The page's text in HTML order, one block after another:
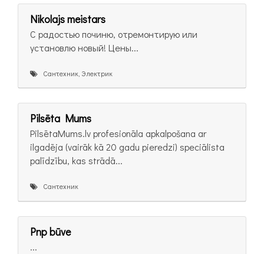
Nikolajs meistars
С радостью починю, отремонтирую или
установлю новый! Цены...
Сантехник, Электрик
Pilsēta Mums
PilsētaMums.lv profesionāla apkalpošana ar
ilgadēja (vairāk kā 20 gadu pieredzi) speciālista
palīdzību, kas strādā...
Сантехник
Pnp būve
...